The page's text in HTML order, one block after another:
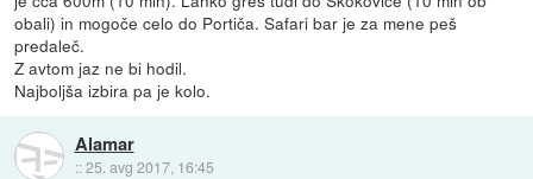
obali) in mogoče celo do Portiča. Safari bar je za mene peš
predaleč.
Z avtom jaz ne bi hodil.
Najboljša izbira pa je kolo.
Alamar
::25. avg 2017, 16:45